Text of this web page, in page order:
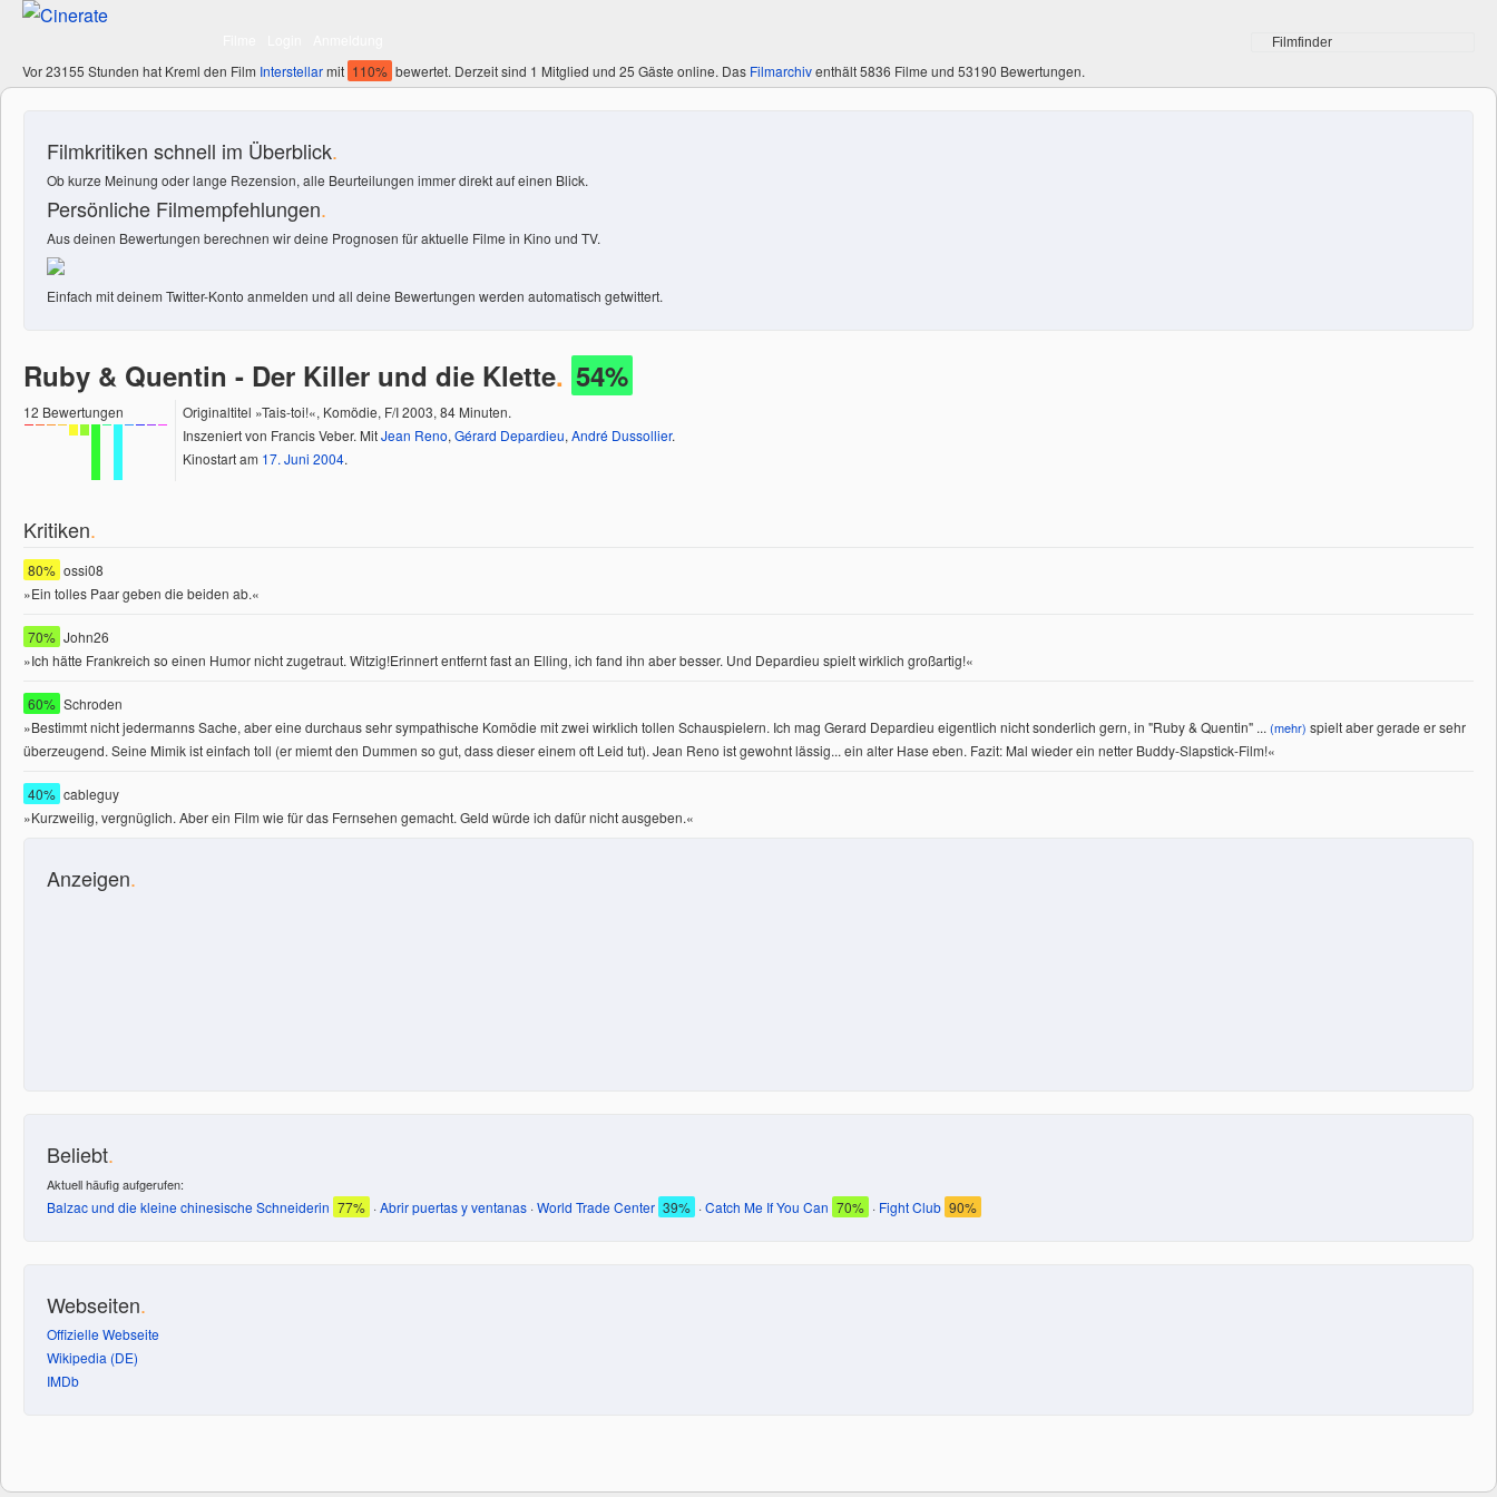
Vor 23155 Stunden hat Kreml den Film Interstellarmit 110% bewertet. Derzeit sind 1 Mitglied und 25 Gäste online. Das Filmarchiventhält 5836 Filme und 53190 Bewertungen.
Filmkritiken schnell im Überblick.
Ob kurze Meinung oder lange Rezension, alle Beurteilungen immer direkt auf einen Blick.
Persönliche Filmempfehlungen.
Aus deinen Bewertungen berechnen wir deine Prognosen für aktuelle Filme in Kino und TV.
Einfach mit deinem Twitter-Konto anmelden und all deine Bewertungen werden automatisch getwittert.
Ruby & Quentin - Der Killer und die Klette. 54%
12 Bewertungen
Originaltitel »Tais-toi!«, Komödie, F/I 2003, 84 Minuten.
Inszeniert von Francis Veber. MitJean Reno, Gérard Depardieu, André Dussollier.
Kinostart am 17. Juni 2004.
Kritiken.
80% ossi08
»Ein tolles Paar geben die beiden ab.«
70% John26
»Ich hätte Frankreich so einen Humor nicht zugetraut. Witzig!Erinnert entfernt fast an Elling, ich fand ihn aber besser. Und Depardieu spielt wirklich großartig!«
60% Schroden
»Bestimmt nicht jedermanns Sache, aber eine durchaus sehr sympathische Komödie mit zwei wirklich tollen Schauspielern. Ich mag Gerard Depardieu eigentlich nicht sonderlich gern, in "Ruby & Quentin" ... (mehr) spielt aber gerade er sehr
überzeugend. Seine Mimik ist einfach toll (er miemt den Dummen so gut, dass dieser einem oft Leid tut). Jean Reno ist gewohnt lässig... ein alter Hase eben. Fazit: Mal wieder ein netter Buddy-Slapstick-Film!«
40% cableguy
»Kurzweilig, vergnüglich. Aber ein Film wie für das Fernsehen gemacht. Geld würde ich dafür nicht ausgeben.«
Anzeigen.
Beliebt.
Aktuell häufig aufgerufen:
Balzac und die kleine chinesische Schneiderin 77% ·Abrir puertas y ventanas ·World Trade Center 39% ·Catch Me If You Can 70% · Fight Club 90%
Webseiten.
Offizielle Webseite
Wikipedia (DE)
IMDb